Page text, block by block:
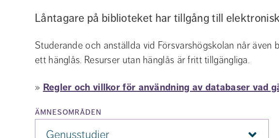
Låntagare på biblioteket har tillgång till
Studerande och anställda vid Försvarshögskolan når
ett hänglås. Resurser utan hänglås är fritt tillgängliga.
» Regler och villkor för användning av databaser vad
ämnesområden